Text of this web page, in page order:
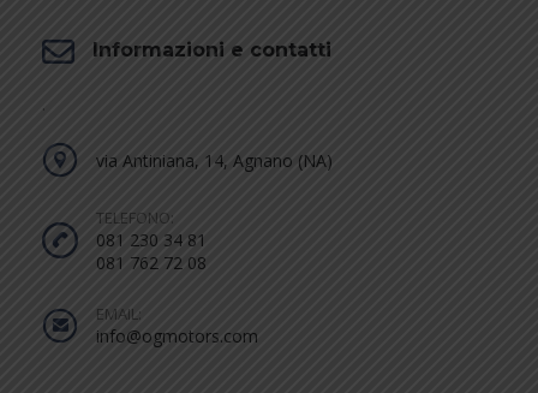
Informazioni e contatti
.
via Antiniana, 14, Agnano (NA)
TELEFONO:
081 230 34 81
081 762 72 08
EMAIL:
info@ogmotors.com